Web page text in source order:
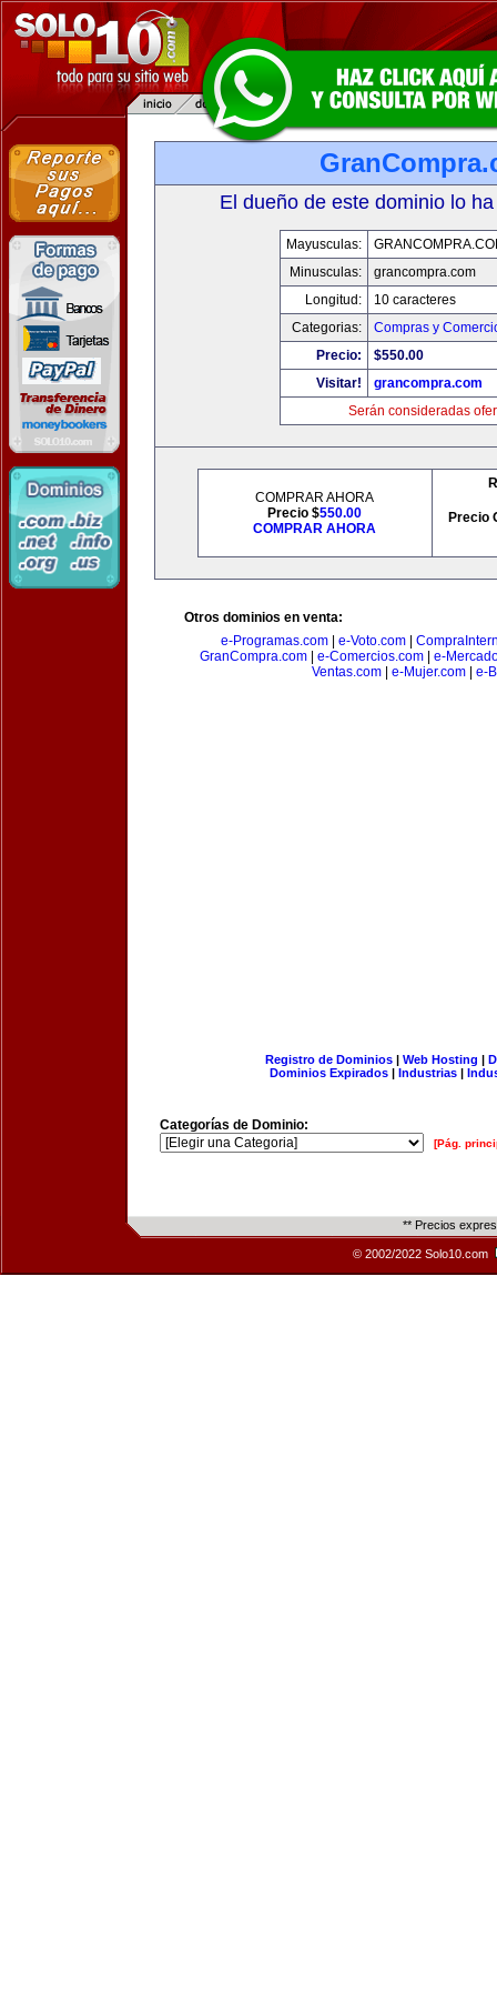
El dueño de este dominio lo
Mayusculas:
Minusculas:
grancompra.com
Longitud:
10 caracteres
Categorias:
Compras y
Precio:
$550.00
Visitar!
grancompra.com
Serán consideradas
COMPRAR AHORA
Precio $550.00
COMPRAR AHORA
Precio
Otros dominios en venta:
e-Programas.com
e-Voto.com
GranCompra.com
e-Comercios.com
e-
Ventas.com
e-Mujer.com e-
Registro de Dominios| Web Hosting |
Dominios Expirados | Industrias |
Categorías de Dominio:
[Pág.
** Precios
© 2002/2022 Solo10.com